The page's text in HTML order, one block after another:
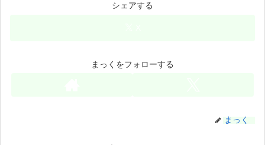
シェアする
まっくをフォローする
まっく